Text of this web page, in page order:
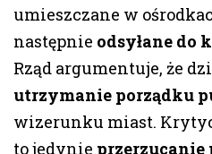
umieszczane w
następnie odsyłane do
Rząd argumentuje, że
utrzymanie porządku
wizerunku miast.
to jedynie przerzucanie